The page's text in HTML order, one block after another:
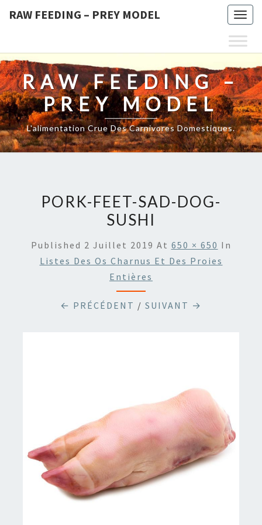
RAW FEEDING – PREY MODEL
RAW FEEDING –
PREY MODEL
L'alimentation Crue Des Carnivores Domestiques.
PORK-FEET-SAD-DOG-
SUSHI
Published 2 Juillet 2019 At 650 × 650 In
Listes Des Os Charnus Et Des Proies
Entières
← PRÉCÉDENT / SUIVANT →